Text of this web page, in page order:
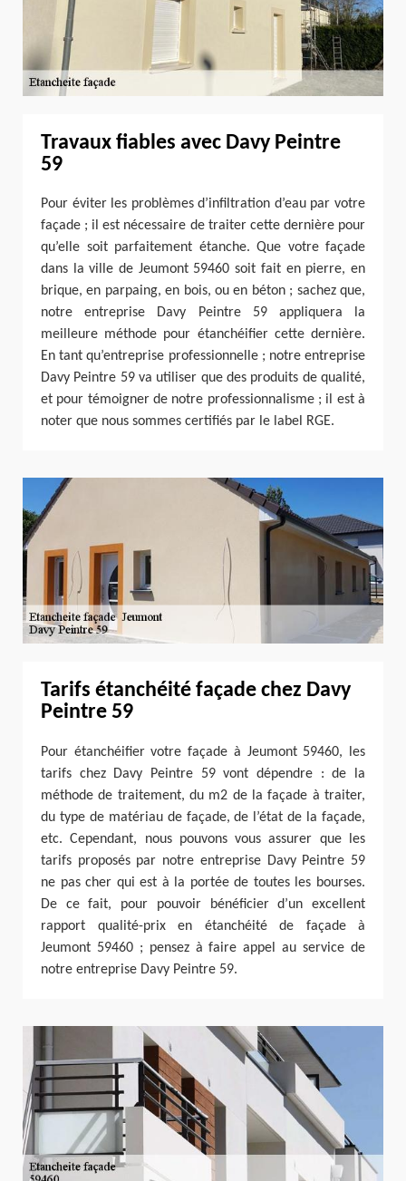
Travaux fiables avec Davy Peintre
59
Pour éviter les problèmes d’infiltration d’eau par votre
façade ; il est nécessaire de traiter cette dernière pour
qu’elle soit parfaitement étanche. Que votre façade
dans la ville de Jeumont 59460 soit fait en pierre, en
brique, en parpaing, en bois, ou en béton ; sachez que,
notre entreprise Davy Peintre 59 appliquera la
meilleure méthode pour étanchéifier cette dernière.
En tant qu’entreprise professionnelle ; notre entreprise
Davy Peintre 59 va utiliser que des produits de qualité,
et pour témoigner de notre professionnalisme ; il est à
noter que nous sommes certifiés par le label RGE.
Tarifs étanchéité façade chez Davy
Peintre 59
Pour étanchéifier votre façade à Jeumont 59460, les
tarifs chez Davy Peintre 59 vont dépendre : de la
méthode de traitement, du m2 de la façade à traiter,
du type de matériau de façade, de l’état de la façade,
etc. Cependant, nous pouvons vous assurer que les
tarifs proposés par notre entreprise Davy Peintre 59
ne pas cher qui est à la portée de toutes les bourses.
De ce fait, pour pouvoir bénéficier d’un excellent
rapport qualité-prix en étanchéité de façade à
Jeumont 59460 ; pensez à faire appel au service de
notre entreprise Davy Peintre 59.